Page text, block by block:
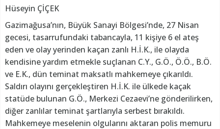
Hüseyin ÇİÇEK
Gazimağusa’nın, Büyük Sanayi Bölgesi’nde, 27 Nisan
gecesi, tasarrufundaki tabancayla, 11 kişiye 6 el ateş
eden ve olay yerinden kaçan zanlı H.İ.K., ile olayda
kendisine yardım etmekle suçlanan C.Y., G.Ö., Ö.Ö., B.Ö.
ve E.K., dün teminat maksatlı mahkemeye çıkarıldı.
Saldırı olayını gerçekleştiren H.İ.K. ile ülkede kaçak
statüde bulunan G.Ö., Merkezi Cezaevi’ne gönderilirken,
diğer zanlılar teminat şartlarıyla serbest bırakıldı.
Mahkemeye meselenin olgularını aktaran polis memuru